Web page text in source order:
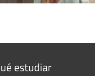
estudiar